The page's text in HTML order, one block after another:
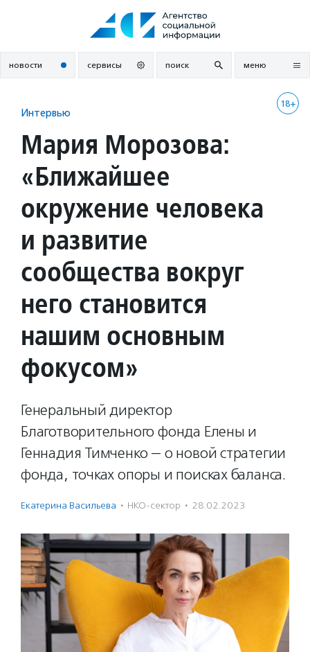
новости сервисы поиск меню
18+
Интервью
Мария Морозова:
«Ближайшее
окружение человека
и развитие
сообщества вокруг
него становится
нашим основным
фокусом»
Генеральный директор
Благотворительного фонда Елены и
Геннадия Тимченко — о новой стратегии
фонда, точках опоры и поисках баланса.
Екатерина Васильева · НКО-сектор · 28.02.2023